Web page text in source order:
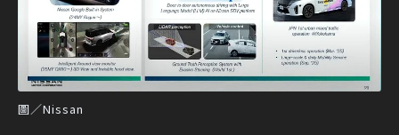
圖／Nissan